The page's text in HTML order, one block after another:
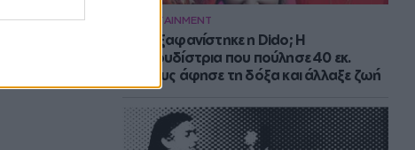
ENTERTAINMENT
Πού εξαφανίστηκε η Dido; Η
τραγουδίστρια που πούλησε 40 εκ.
δίσκους άφησε τη δόξα και άλλαξε ζωή